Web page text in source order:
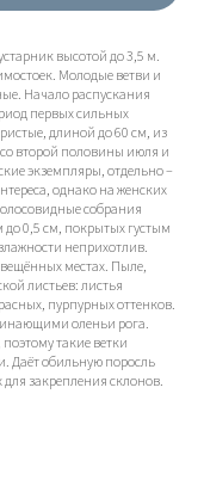
высотой до 3,5 м.
Молодые ветви и
Начало распускания
первых сильных
длиной до 60 см, из
второй половины июля и
экземпляры, отдельно –
однако на женских
собрания
0,5 см, покрытых густым
неприхотлив.
местах. Пыле,
листьев: листья
пурпурных оттенков.
оленьи рога.
такие ветки
Даёт обильную поросль
закрепления склонов.